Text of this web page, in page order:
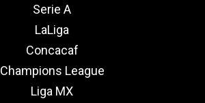
Serie A
LaLiga
Concacaf
Champions League
Liga MX